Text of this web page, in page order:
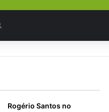
Procurar
por
Rogério Santos no